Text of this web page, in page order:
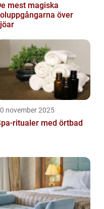
mest magiska
över
november 2025
ritualer med örtbad